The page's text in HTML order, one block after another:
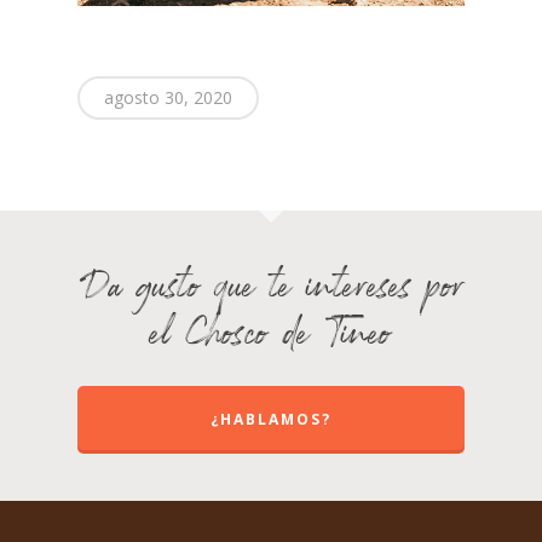
agosto 30, 2020
Da gusto que te intereses por
el Chosco de Tineo
¿HABLAMOS?